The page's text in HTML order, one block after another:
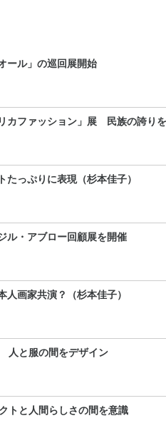
ール」の巡回展開始
カファッション」展 民族の誇り
っぷりに表現（杉本佳子）
ル・アブロー回顧展を開催
画家共演？（杉本佳子）
人と服の間をデザイン
トと人間らしさの間を意識